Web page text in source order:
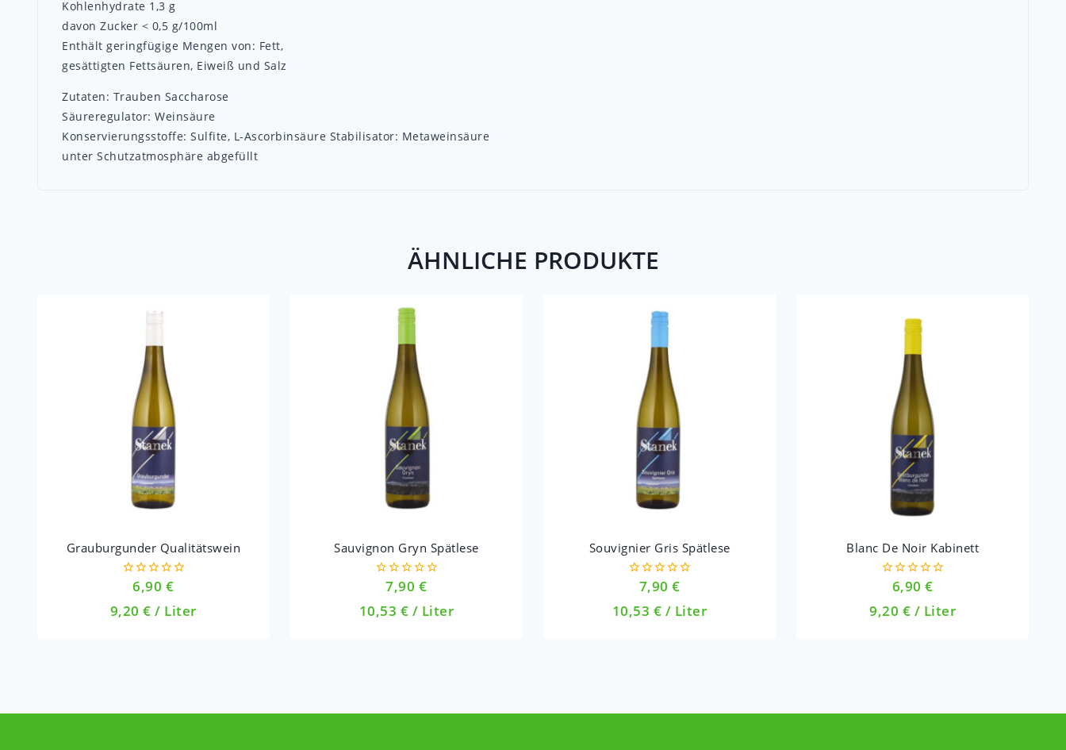
Kohlenhydrate 1,3 g
davon Zucker < 0,5 g/100ml
Enthält geringfügige Mengen von: Fett,
gesättigten Fettsäuren, Eiweiß und Salz
Zutaten: Trauben Saccharose
Säureregulator: Weinsäure
Konservierungsstoffe: Sulfite, L-Ascorbinsäure Stabilisator: Metaweinsäure
unter Schutzatmosphäre abgefüllt
ÄHNLICHE PRODUKTE
Grauburgunder Qualitätswein
of
6,90 €
9,20€ / Liter
Sauvignon Gryn Spätlese
of
5
7,90 €
10,53 € / Liter
Souvignier Gris Spätlese
of
5
7,90€
10,53 € / Liter
Blanc De Noir Kabinett
of
6,90€
9,20 € / Liter